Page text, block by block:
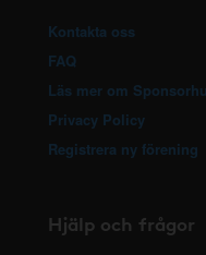
Kontakta oss
FAQ
Läs mer om
Privacy Policy
Registrera ny förening
Hjälp och frågor